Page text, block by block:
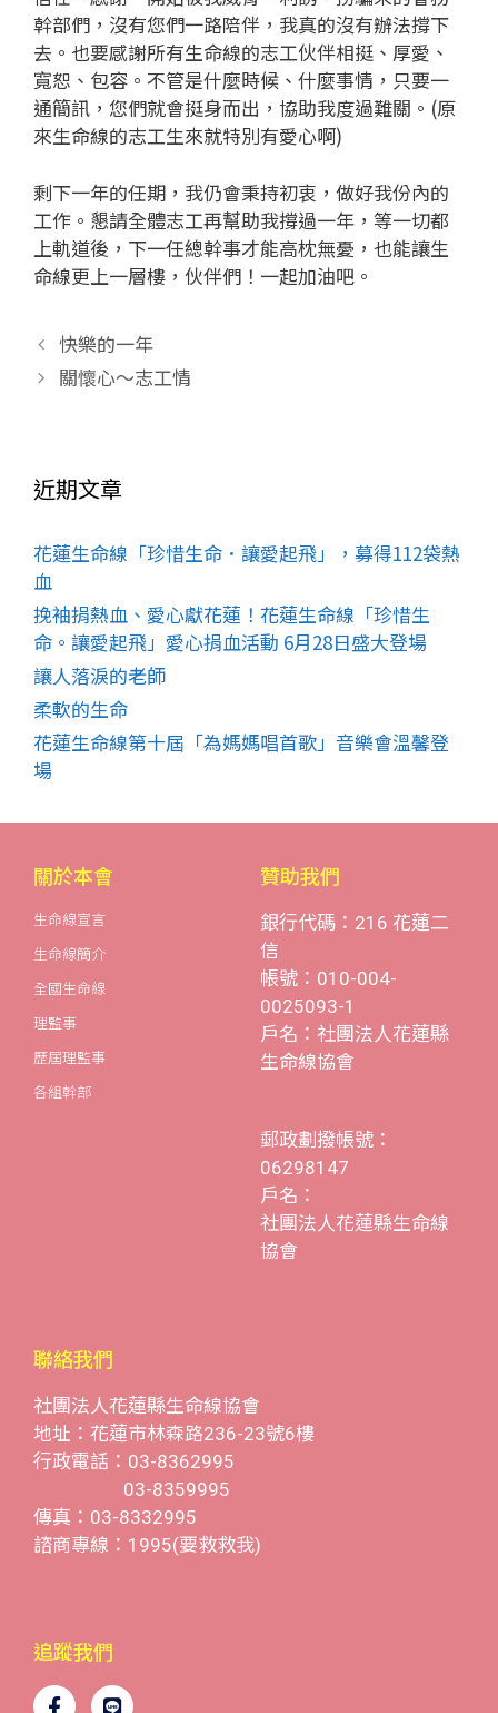
幹部們，沒有您們一路陪伴，我真的沒有辦法撐下
去。也要感謝所有生命線的志工伙伴相挺、厚愛、
寬恕、包容。不管是什麼時候、什麼事情，只要一
通簡訊，您們就會挺身而出，協助我度過難關。(原
來生命線的志工生來就特別有愛心啊)
剩下一年的任期，我仍會秉持初衷，做好我份內的
工作。懇請全體志工再幫助我撐過一年，等一切都
上軌道後，下一任總幹事才能高枕無憂，也能讓生
命線更上一層樓，伙伴們！一起加油吧。
快樂的一年
關懷心～志工情
近期文章
花蓮生命線「珍惜生命．讓愛起飛」，募得112袋熱
血
挽袖捐熱血、愛心獻花蓮！花蓮生命線「珍惜生
命。讓愛起飛」愛心捐血活動 6月28日盛大登場
讓人落淚的老師
柔軟的生命
花蓮生命線第十屆「為媽媽唱首歌」音樂會溫馨登
場
關於本會
生命線宣言
生命線簡介
全國生命線
理監事
歷屆理監事
各組幹部
贊助我們
銀行代碼：216 花蓮二
信
帳號：010-004-
0025093-1
戶名：社團法人花蓮縣
生命線協會
郵政劃撥帳號：
06298147
戶名：
社團法人花蓮縣生命線
協會
聯絡我們
社團法人花蓮縣生命線協會
地址：花蓮市林森路236-23號6樓
行政電話：03-8362995
03-8359995
傳真：03-8332995
諮商專線：1995(要救救我)
追蹤我們